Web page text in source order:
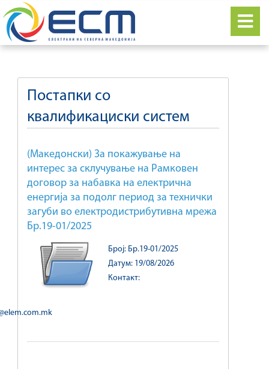
Постапки со
квалификациски систем
(Македонски) За покажување на
интерес за склучување на Рамковен
договор за набавка на електрична
енергија за подолг период за технички
загуби во електродистрибутивна мрежа
Бр.19-01/2025
Број: Бр.19-01/2025
Датум: 19/08/2026
Контакт: